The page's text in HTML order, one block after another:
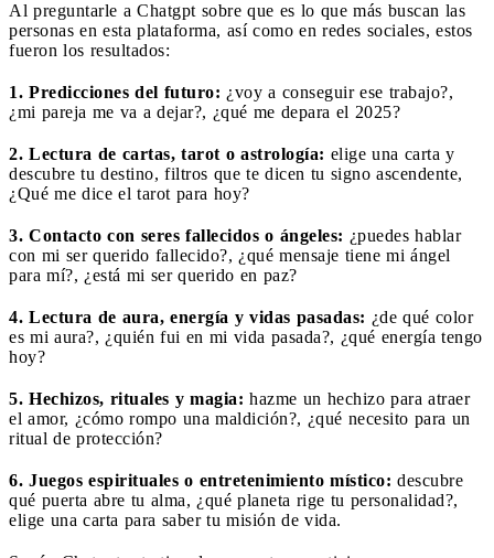
Al preguntarle a Chatgpt sobre que es lo que más buscan las
personas en esta plataforma, así como en redes sociales, estos
fueron los resultados:
1. Predicciones del futuro: ¿voy a conseguir ese trabajo?,
¿mi pareja me va a dejar?, ¿qué me depara el 2025?
2. Lectura de cartas, tarot o astrología: elige una carta y
descubre tu destino, filtros que te dicen tu signo ascendente,
¿Qué me dice el tarot para hoy?
3. Contacto con seres fallecidos o ángeles: ¿puedes hablar
con mi ser querido fallecido?, ¿qué mensaje tiene mi ángel
para mí?, ¿está mi ser querido en paz?
4. Lectura de aura, energía y vidas pasadas: ¿de qué color
es mi aura?, ¿quién fui en mi vida pasada?, ¿qué energía tengo
hoy?
5. Hechizos, rituales y magia: hazme un hechizo para atraer
el amor, ¿cómo rompo una maldición?, ¿qué necesito para un
ritual de protección?
6. Juegos espirituales o entretenimiento místico: descubre
qué puerta abre tu alma, ¿qué planeta rige tu personalidad?,
elige una carta para saber tu misión de vida.